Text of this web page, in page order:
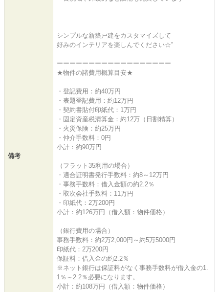
備考
シンプルな新築戸建をカスタマイズして
好みのインテリアを楽しんでください☆”
ーーーーーーーーーーーーーーーーーー
★物件の諸費用概算目安★
・登記費用：約40万円
・表題登記費用：約12万円
・契約書貼付印紙代：1万円
・固定資産税清算金：約12万（日割精算）
・火災保険：約25万円
・仲介手数料：0円
小計：約90万円
（フラット35利用の場合）
・適合証明書発行手数料：約8～12万円
・事務手数料：借入金額の約2.2％
・取次会社手数料：11万円
・印紙代：2万200円
小計：約126万円（借入額：物件価格）
（銀行費用の場合）
事務手数料：約2万2,000円～約5万5000円
印紙代：2万200円
保証料：借入金の約2.2％
※ネット銀行は保証料がなく事務手数料が借入金の1.
1％～2.2％必要になります。
小計：約108万円（借入額：物件価格）